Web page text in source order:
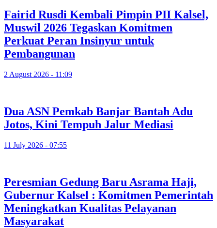
Fairid Rusdi Kembali Pimpin PII Kalsel,
Muswil 2026 Tegaskan Komitmen
Perkuat Peran Insinyur untuk
Pembangunan
2 August 2026 - 11:09
Dua ASN Pemkab Banjar Bantah Adu
Jotos, Kini Tempuh Jalur Mediasi
11 July 2026 - 07:55
Peresmian Gedung Baru Asrama Haji,
Gubernur Kalsel : Komitmen Pemerintah
Meningkatkan Kualitas Pelayanan
Masyarakat